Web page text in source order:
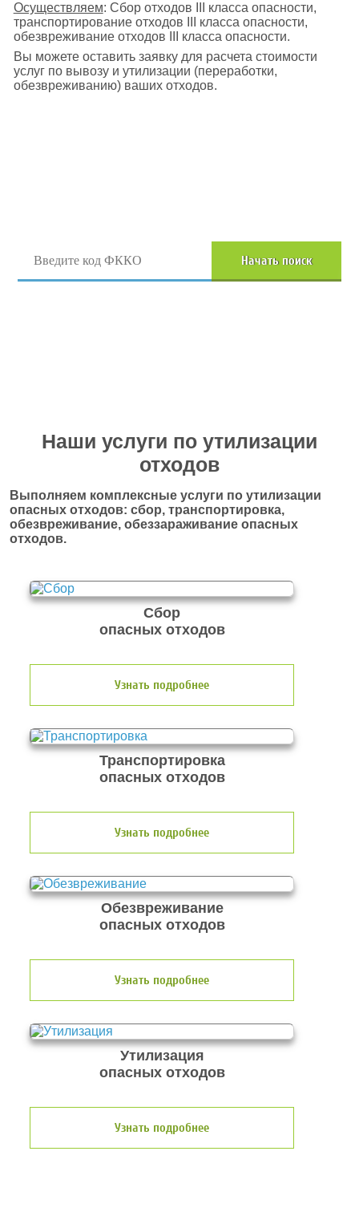
Осуществляем: Сбор отходов III класса опасности,
транспортирование отходов III класса опасности,
обезвреживание отходов III класса опасности.
Вы можете оставить заявку для расчета стоимости
услуг по вывозу и утилизации (переработки,
обезвреживанию) ваших отходов.
Начать поиск
Наши услуги по утилизации
отходов
Выполняем комплексные услуги по утилизации
опасных отходов: сбор, транспортировка,
обезвреживание, обеззараживание опасных
отходов.
Сбор
опасных отходов
Узнать подробнее
Транспортировка
опасных отходов
Узнать подробнее
Обезвреживание
опасных отходов
Узнать подробнее
Утилизация
опасных отходов
Узнать подробнее